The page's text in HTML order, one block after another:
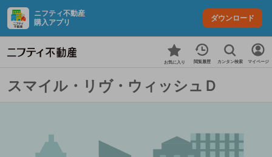
ニフティ不動産
購入アプリ
ダウンロード
お気に入り 閲覧履歴 カンタン検索 マイページ
スマイル・リヴ・ウィッシュＤ